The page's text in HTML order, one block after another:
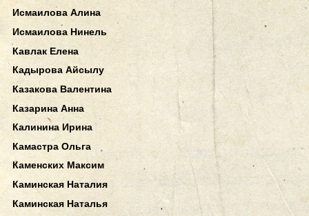
Исмаилова Алина
Исмаилова Нинель
Кавлак Елена
Кадырова Айсылу
Казакова Валентина
Казарина Анна
Калинина Ирина
Камастра Ольга
Каменских Максим
Каминская Наталия
Каминская Наталья